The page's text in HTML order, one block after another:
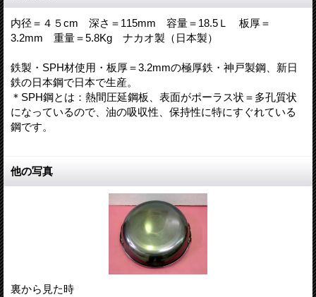
内径＝４５cm 深さ＝115mm 容量＝18.5Ｌ 板厚＝
3.2mm 重量＝5.8Kg ナカオ製（日本製）
鉄製・SPH材使用・板厚＝3.2mmの極厚鉄・神戸製鋼、新日
鉄の日本鋼で日本で生産。
＊SPH鋼とは：熱間圧延鋼板、表面がポーラス状＝多孔質状
になっているので、油の吸収性、保持性に特にすぐれている
鋼です。
他の写真
裏から見た時